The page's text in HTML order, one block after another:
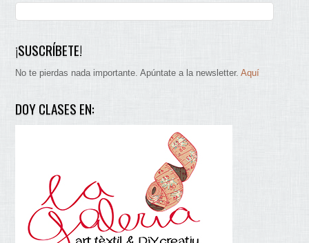
¡SUSCRÍBETE!
No te pierdas nada importante. Apúntate a la newsletter.Aquí
DOY CLASES EN: